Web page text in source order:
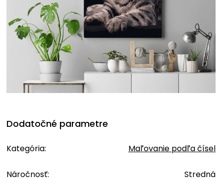
Dodatočné parametre
Kategória: Maľovanie podľa čísel
Náročnosť: Stredná